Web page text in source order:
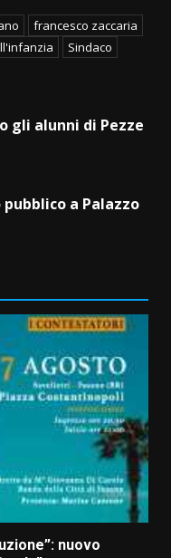
francesco zaccaria
Sindaco
gli alunni di Pezze
pubblico a Palazzo
nuovo